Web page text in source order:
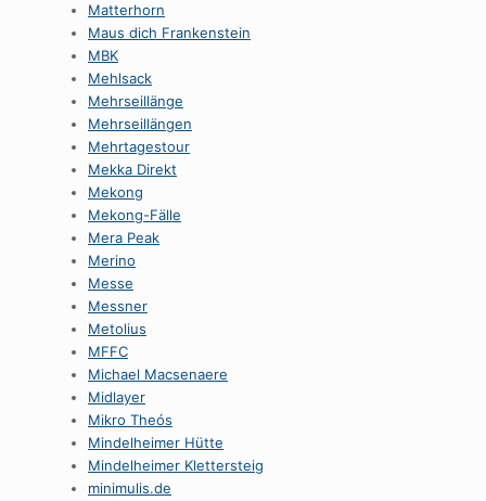
Matterhorn
Maus dich Frankenstein
MBK
Mehlsack
Mehrseillänge
Mehrseillängen
Mehrtagestour
Mekka Direkt
Mekong
Mekong-Fälle
Mera Peak
Merino
Messe
Messner
Metolius
MFFC
Michael Macsenaere
Midlayer
Mikro Theós
Mindelheimer Hütte
Mindelheimer Klettersteig
minimulis.de